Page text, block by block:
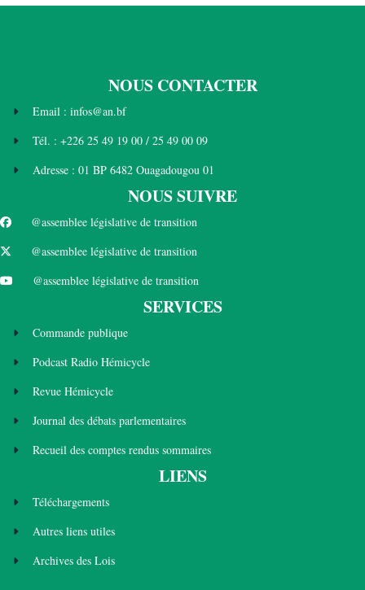
NOUS CONTACTER
Email : infos@an.bf
Tél. : +226 25 49 19 00 / 25 49 00 09
Adresse : 01 BP 6482 Ouagadougou 01
NOUS SUIVRE
@assemblee législative de transition
@assemblee législative de transition
@assemblee législative de transition
SERVICES
Commande publique
Podcast Radio Hémicycle
Revue Hémicycle
Journal des débats parlementaires
Recueil des comptes rendus sommaires
LIENS
Téléchargements
Autres liens utiles
Archives des Lois